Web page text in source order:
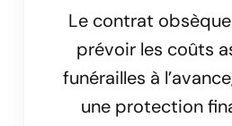
Le contrat
prévoir les coûts
funérailles à
une protection